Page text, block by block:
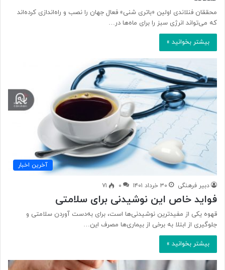
محققان فنلاندی اولین «باتری شنی» فعال جهان را نصب و راه‌اندازی کرده‌اند
که می‌تواند انرژی سبز را برای ماه‌ها در…
بیشتر بخوانید »
آخرین اخبار
دبیر فرهنگی ۳۰ خرداد ۱۴۰۱ ۰ ۷۱
فواید خاص این نوشیدنی برای سلامتی
قهوه یکی از مفیدترین نوشیدنی‌ها است، برای به‌دست آوردن سلامتی و
جلوگیری از ابتلا به برخی از بیماری‌ها مصرف این…
بیشتر بخوانید »